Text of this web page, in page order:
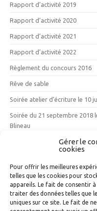
Gérer le
cookies
Pour offrir les meilleures
telles que les cookies pour
appareils. Le fait de consentir
traiter des données telles que
uniques sur ce site. Le fait de
Rapport d’activité 2019
Rapport d’activité 2020
Rapport d’activité 2021
Rapport d’activité 2022
Règlement du concours 2016
Rêve de sable
Soirée atelier d’écriture le 10
Soirée du 21 septembre 2018
Blineau
Vendredi 12 mai 2017 : les 10
Nuage d’étiquettes
L'Atelier d'écriture La